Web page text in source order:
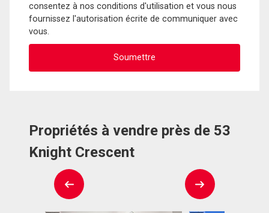
consentez à nos conditions d'utilisation et vous nous
fournissez l'autorisation écrite de communiquer avec
vous.
Propriétés à vendre près de 53
Knight Crescent